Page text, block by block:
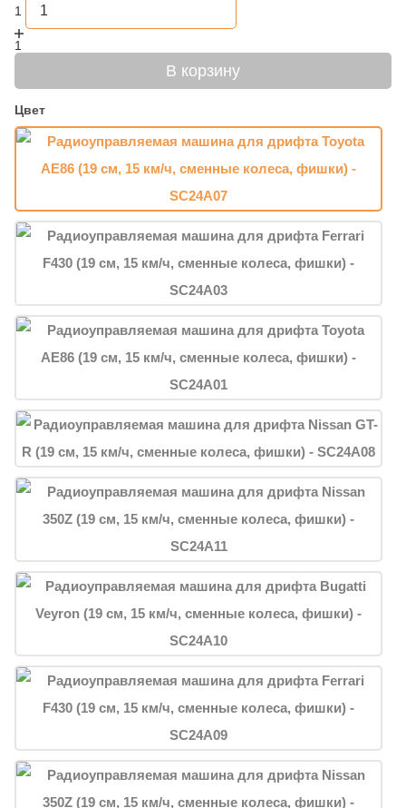
1
1
В корзину
Цвет